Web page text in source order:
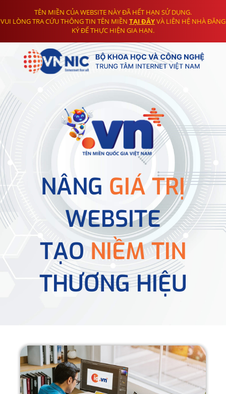
TÊN MIỀN CỦA WEBSITE NÀY ĐÃ HẾT HẠN SỬ DỤNG.
VUI LÒNG TRA CỨU THÔNG TIN TÊN MIỀN TẠI ĐÂYVÀ LIÊN HỆ NHÀ ĐĂNG
KÝ ĐỂ THỰC HIỆN GIA HẠN.
NÂNG GIÁ TRỊ
WEBSITE
TẠONIỀM TIN
THƯƠNG HIỆU